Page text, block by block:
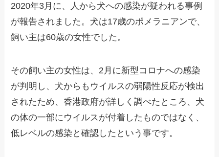
2020年3月に、人から犬への感染が疑われる事例
が報告されました。犬は17歳のポメラニアンで、
飼い主は60歳の女性でした。
その飼い主の女性は、2月に新型コロナへの感染
が判明し、犬からもウイルスの弱陽性反応が検出
されたため、香港政府が詳しく調べたところ、犬
の体の一部にウイルスが付着したものではなく、
低レベルの感染と確認したという事です。